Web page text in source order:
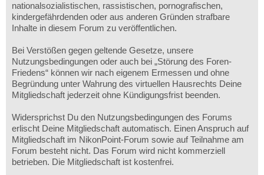
nationalsozialistischen, rassistischen, pornografischen,
kindergefährdenden oder aus anderen Gründen strafbare
Inhalte in diesem Forum zu veröffentlichen.
Bei Verstößen gegen geltende Gesetze, unsere
Nutzungsbedingungen oder auch bei „Störung des Foren-
Friedens“ können wir nach eigenem Ermessen und ohne
Begründung unter Wahrung des virtuellen Hausrechts Deine
Mitgliedschaft jederzeit ohne Kündigungsfrist beenden.
Widersprichst Du den Nutzungsbedingungen des Forums
erlischt Deine Mitgliedschaft automatisch. Einen Anspruch auf
Mitgliedschaft im NikonPoint-Forum sowie auf Teilnahme am
Forum besteht nicht. Das Forum wird nicht kommerziell
betrieben. Die Mitgliedschaft ist kostenfrei.